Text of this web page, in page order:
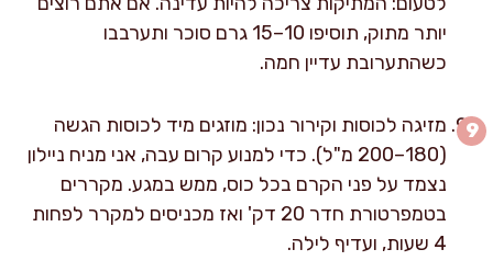
יותר מתוק, תוסיפו 10–15 גרם סוכר ותערבבו
כשהתערובת עדיין חמה.
מזיגה לכוסות וקירור נכון: מוזגים מיד לכוסות הגשה
(180–200 מ"ל). כדי למנוע קרום עבה, אני מניח ניילון
נצמד על פני הקרם בכל כוס, ממש במגע. מקררים
בטמפרטורת חדר 20 דק' ואז מכניסים למקרר לפחות
4 שעות, ועדיף לילה.